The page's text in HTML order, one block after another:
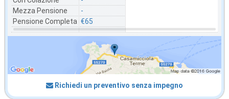
Mezza Pensione
Pensione Completa
-
€65
Richiedi un preventivo senza impegno